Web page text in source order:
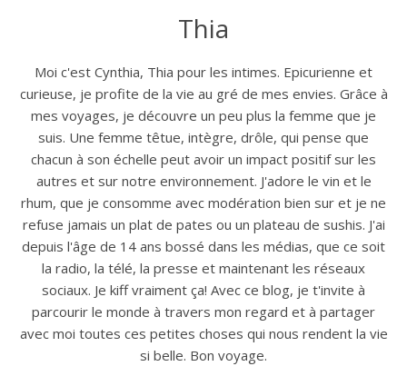
Thia
Moi c'est Cynthia, Thia pour les intimes. Epicurienne et
curieuse, je profite de la vie au gré de mes envies. Grâce à
mes voyages, je découvre un peu plus la femme que je
suis. Une femme têtue, intègre, drôle, qui pense que
chacun à son échelle peut avoir un impact positif sur les
autres et sur notre environnement. J'adore le vin et le
rhum, que je consomme avec modération bien sur et je ne
refuse jamais un plat de pates ou un plateau de sushis. J'ai
depuis l'âge de 14 ans bossé dans les médias, que ce soit
la radio, la télé, la presse et maintenant les réseaux
sociaux. Je kiff vraiment ça! Avec ce blog, je t'invite à
parcourir le monde à travers mon regard et à partager
avec moi toutes ces petites choses qui nous rendent la vie
si belle. Bon voyage.